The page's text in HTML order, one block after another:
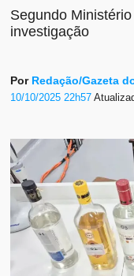
Segundo
investigação
Por Redação/Gazeta
10/10/2025 22h57